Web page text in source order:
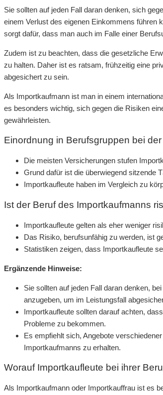
Sie sollten auf jeden Fall daran denken, sich
einem Verlust des eigenen Einkommens führen
sorgt dafür, dass man auch im Falle einer
Zudem ist zu beachten, dass die gesetzliche
zu halten. Daher ist es ratsam, frühzeitig eine
abgesichert zu sein.
Als Importkaufmann ist man in einem
es besonders wichtig, sich gegen die Risiken
gewährleisten.
Einordnung in Berufsgruppen bei
Die meisten Versicherungen stufen
Grund dafür ist die überwiegend sitzende
Importkaufleute haben im Vergleich zu
Ist der Beruf des Importkaufmanns
Importkaufleute gelten als eher weniger
Das Risiko, berufsunfähig zu werden, ist
Statistiken zeigen, dass Importkaufleute
Ergänzende Hinweise:
Sie sollten auf jeden Fall daran denken,
anzugeben, um im Leistungsfall
Importkaufleute sollten darauf achten,
Probleme zu bekommen.
Es empfiehlt sich, Angebote
Importkaufmanns zu erhalten.
Worauf Importkaufleute bei ihrer
Als Importkaufmann oder Importkauffrau ist es